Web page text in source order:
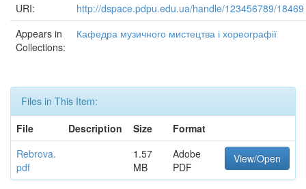
URI:
http://dspace.pdpu.edu.ua/handle/123456789/18469
Appears in
Collections:
Кафедра музичного мистецтва і хореографії
Files in This Item:
File
Description Size
Format
Rebrova.
pdf
1.57
MB
Adobe
PDF
View/Open